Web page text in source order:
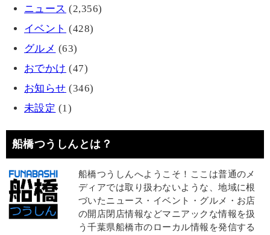
ニュース (2,356)
イベント (428)
グルメ (63)
おでかけ (47)
お知らせ (346)
未設定 (1)
船橋つうしんとは？
船橋つうしんへようこそ！ここは普通のメ
ディアでは取り扱わないような、地域に根
づいたニュース・イベント・グルメ・お店
の開店閉店情報などマニアックな情報を扱
う千葉県船橋市のローカル情報を発信する